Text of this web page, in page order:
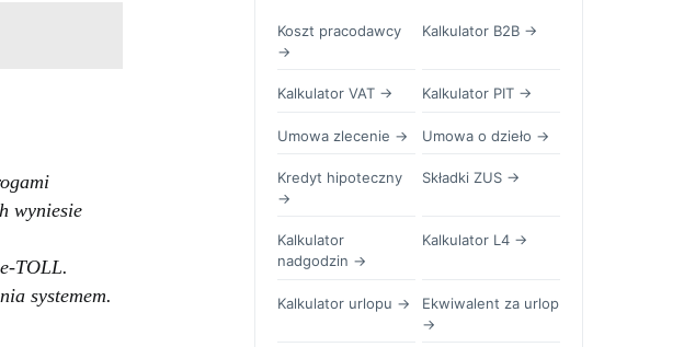
wyniesie
TOLL.
systemem.
Koszt pracodawcy
→
Kalkulator B2B →
Kalkulator VAT → Kalkulator PIT →
Umowa zlecenie → Umowa o dzieło →
Kredyt hipoteczny
→
Składki ZUS →
Kalkulator
nadgodzin →
Kalkulator L4 →
Kalkulator urlopu →
Ekwiwalent za urlop
→